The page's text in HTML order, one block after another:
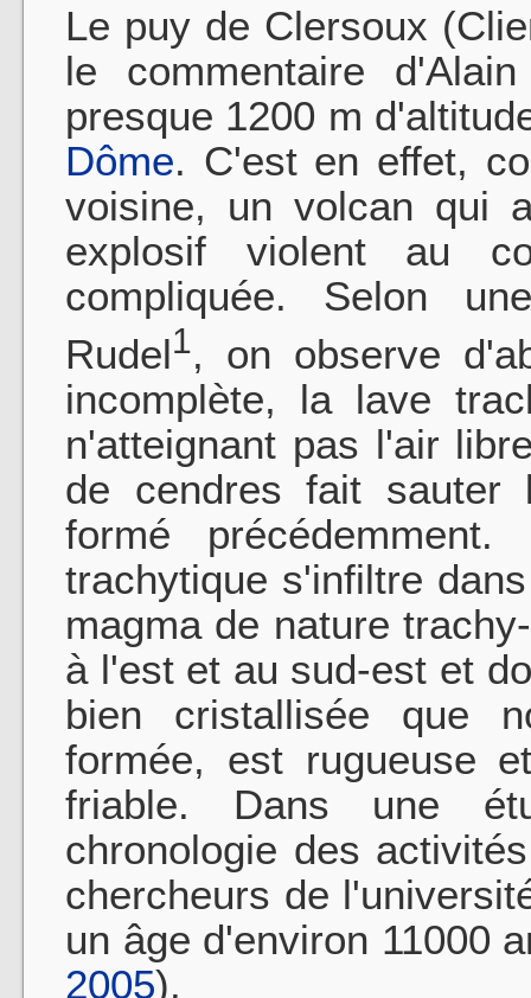
Le puy de Clersoux
le commentaire
presque 1200 m
Dôme. C'est en effet,
voisine, un volcan qui
explosif violent au
compliquée. Selon
Rudel1, on observe
incomplète, la lave
n'atteignant pas l'air
de cendres fait
formé
trachytique s'infiltre
magma de nature
à l'est et au sud-est et
bien cristallisée que
formée, est rugueuse
friable. Dans une
chronologie des
chercheurs de
un âge d'environ 11000
2005).